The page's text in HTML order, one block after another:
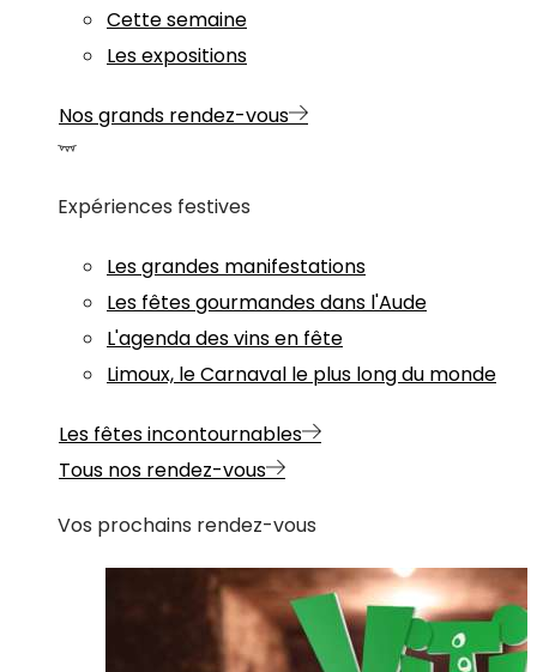
Cette semaine
Les expositions
Nos grands rendez-vous
Expériences festives
Les grandes manifestations
Les fêtes gourmandes dans l'Aude
L'agenda des vins en fête
Limoux, le Carnaval le plus long du monde
Les fêtes incontournables
Tous nos rendez-vous
Vos prochains rendez-vous